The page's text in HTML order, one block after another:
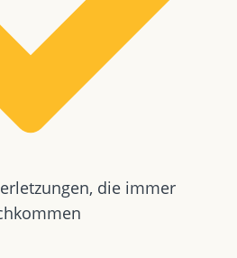
die immer